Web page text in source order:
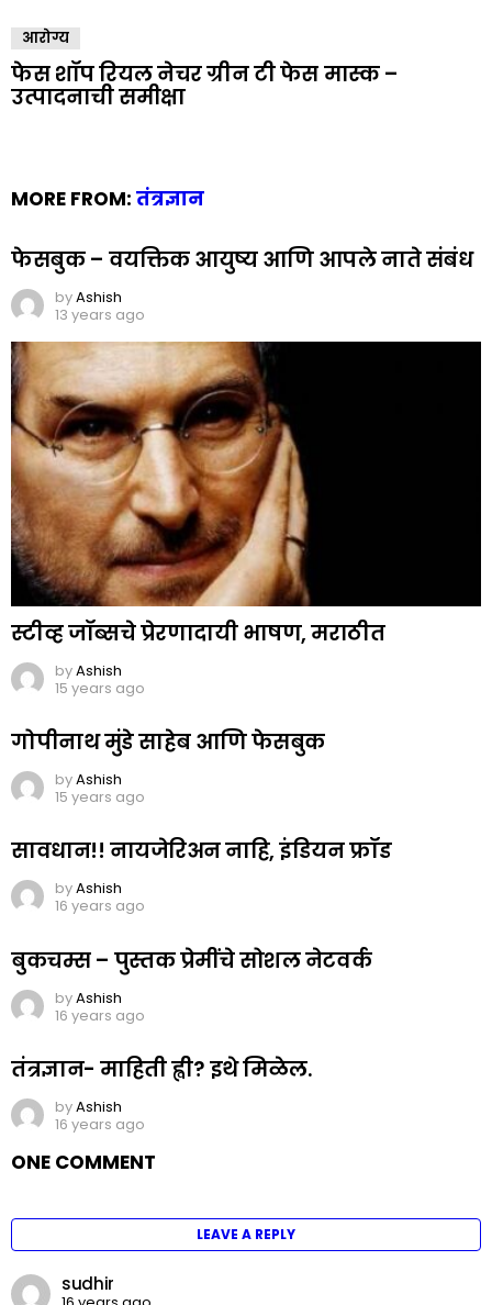
आरोग्य
फेस शॉप रियल नेचर ग्रीन टी फेस मास्क –
उत्पादनाची समीक्षा
MORE FROM: तंत्रज्ञान
फेसबुक – वयक्तिक आयुष्य आणि आपले नाते संबंध
byAshish
13 years ago
स्टीव्ह जॉब्सचे प्रेरणादायी भाषण, मराठीत
byAshish
15 years ago
गोपीनाथ मुंडे साहेब आणि फेसबुक
byAshish
15 years ago
सावधान!! नायजेरिअन नाहि, इंडियन फ्रॉड
byAshish
16 years ago
बुकचम्स – पुस्तक प्रेमींचे सोशल नेटवर्क
byAshish
16 years ago
तंत्रज्ञान- माहिती ह्वी? इथे मिळेल.
byAshish
16 years ago
ONE COMMENT
LEAVE A REPLY
sudhir